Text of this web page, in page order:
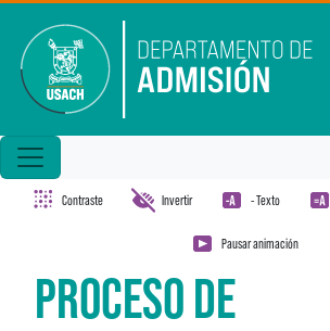
Contraste Invertir - Texto
Pausar animación
PROCESO DE